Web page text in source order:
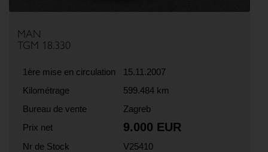
MAN
TGM 18.330
1ère mise en circulation
15.11.2007
Kilométrage
599.484 km
Bureau de vente
Zagreb
Prix net
9.000 EUR
Nr de Stock V25410